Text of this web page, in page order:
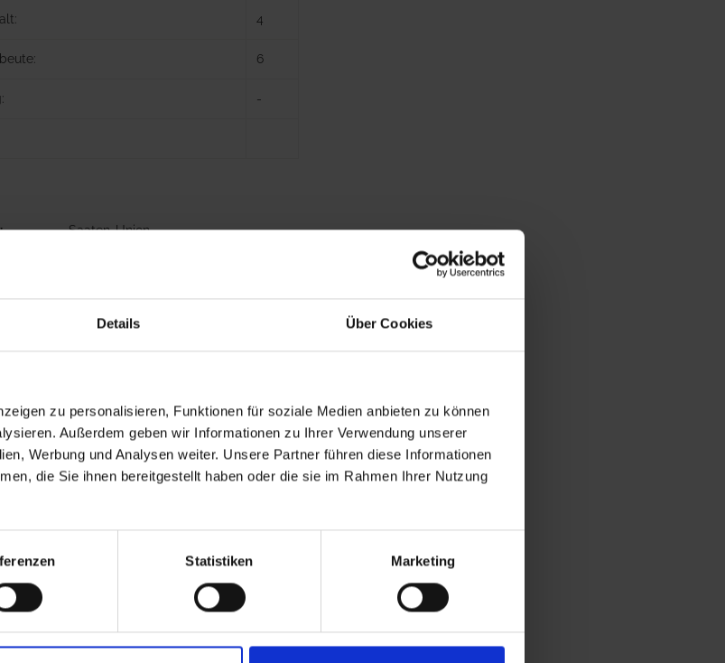
Details Über Cookies
zu personalisieren, Funktionen für soziale Medien anbieten zu können
Außerdem geben wir Informationen zu Ihrer Verwendung unserer
Werbung und Analysen weiter. Unsere Partner führen diese Informationen
die Sie ihnen bereitgestellt haben oder die sie im Rahmen Ihrer Nutzung
Statistiken Marketing
4
6
-
Saaten-Union
Anfrage Preis auf Anfrage